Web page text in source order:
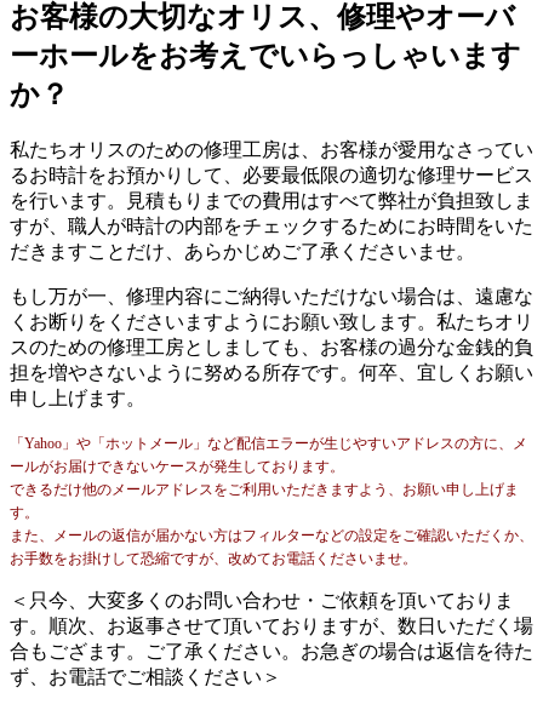
お客様の大切なオリス、修理やオーバ
ーホールをお考えでいらっしゃいます
か？
私たちオリスのための修理工房は、お客様が愛用なさってい
るお時計をお預かりして、必要最低限の適切な修理サービス
を行います。見積もりまでの費用はすべて弊社が負担致しま
すが、職人が時計の内部をチェックするためにお時間をいた
だきますことだけ、あらかじめご了承くださいませ。
もし万が一、修理内容にご納得いただけない場合は、遠慮な
くお断りをくださいますようにお願い致します。私たちオリ
スのための修理工房としましても、お客様の過分な金銭的負
担を増やさないように努める所存です。何卒、宜しくお願い
申し上げます。
「Yahoo」や「ホットメール」など配信エラーが生じやすいアドレスの方に、メ
ールがお届けできないケースが発生しております。
できるだけ他のメールアドレスをご利用いただきますよう、お願い申し上げま
す。
また、メールの返信が届かない方はフィルターなどの設定をご確認いただくか、
お手数をお掛けして恐縮ですが、改めてお電話くださいませ。
＜只今、大変多くのお問い合わせ・ご依頼を頂いておりま
す。順次、お返事させて頂いておりますが、数日いただく場
合もござます。ご了承ください。お急ぎの場合は返信を待た
ず、お電話でご相談ください＞